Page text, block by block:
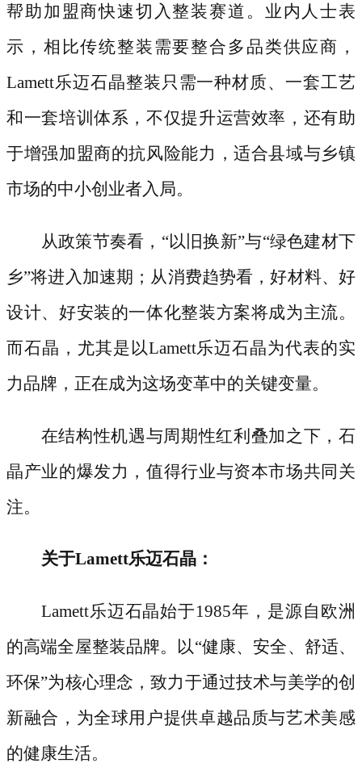
帮助加盟商快速切入整装赛道。业内人士表
示，相比传统整装需要整合多品类供应商，
Lamett乐迈石晶整装只需一种材质、一套工艺
和一套培训体系，不仅提升运营效率，还有助
于增强加盟商的抗风险能力，适合县域与乡镇
市场的中小创业者入局。
从政策节奏看， “以旧换新”与“绿色建材下
乡”将进入加速期；从消费趋势看，好材料、好
设计、好安装的一体化整装方案将成为主流。
而石晶，尤其是以Lamett乐迈石晶为代表的实
力品牌，正在成为这场变革中的关键变量。
在结构性机遇与周期性红利叠加之下，石
晶产业的爆发力，值得行业与资本市场共同关
注。
关于Lamett乐迈石晶：
Lamett乐迈石晶始于1985年，是源自欧洲
的高端全屋整装品牌。以“健康、安全、舒适、
环保”为核心理念，致力于通过技术与美学的创
新融合，为全球用户提供卓越品质与艺术美感
的健康生活。